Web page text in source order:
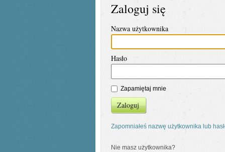
Zaloguj się
Nazwa użytkownika
Hasło
Zapamiętaj mnie
Zaloguj
Zapomniałeś nazwę użytkownika lub
Nie masz użytkownika?